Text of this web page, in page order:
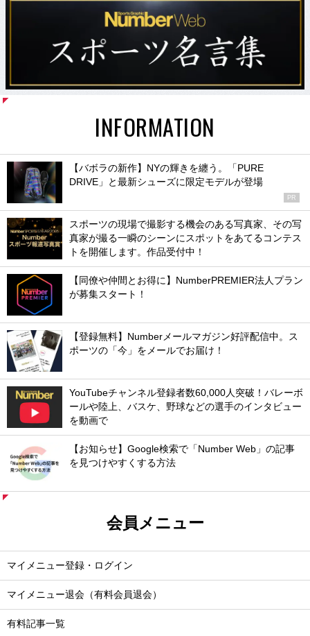
INFORMATION
【バボラの新作】NYの輝きを纏う。「PURE
DRIVE」と最新シューズに限定モデルが登場
PR
スポーツの現場で撮影する機会のある写真家、その写
真家が撮る一瞬のシーンにスポットをあてるコンテス
トを開催します。作品受付中！
【同僚や仲間とお得に】NumberPREMIER法人プラン
が募集スタート！
【登録無料】Numberメールマガジン好評配信中。ス
ポーツの「今」をメールでお届け！
YouTubeチャンネル登録者数60,000人突破！バレーボ
ールや陸上、バスケ、野球などの選手のインタビュー
を動画で
【お知らせ】Google検索で「Number Web」の記事
を見つけやすくする方法
会員メニュー
マイメニュー登録・ログイン
マイメニュー退会（有料会員退会）
有料記事一覧